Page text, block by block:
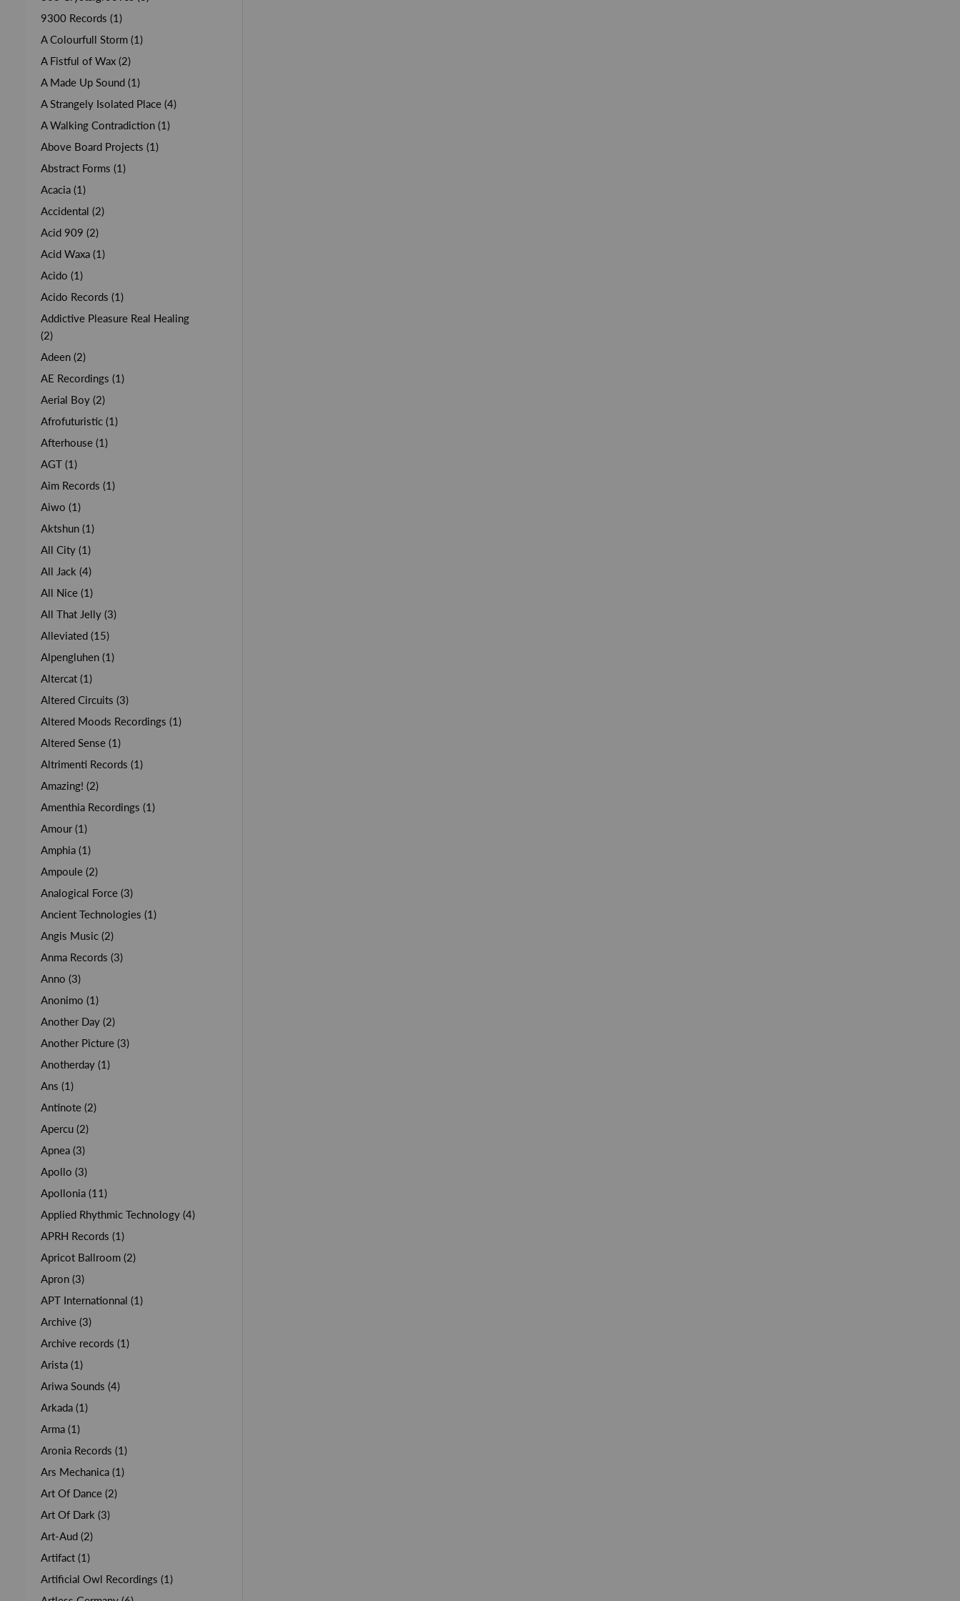
9300 Records (1)
A Colourfull Storm (1)
A Fistful of Wax (2)
A Made Up Sound (1)
A Strangely Isolated Place (4)
A Walking Contradiction (1)
Above Board Projects (1)
Abstract Forms (1)
Acacia (1)
Accidental (2)
Acid 909 (2)
Acid Waxa (1)
Acido (1)
Acido Records (1)
Addictive Pleasure Real Healing
(2)
Adeen (2)
AE Recordings (1)
Aerial Boy (2)
Afrofuturistic (1)
Afterhouse (1)
AGT (1)
Aim Records (1)
Aiwo (1)
Aktshun (1)
All City (1)
All Jack (4)
All Nice (1)
All That Jelly (3)
Alleviated (15)
Alpengluhen (1)
Altercat (1)
Altered Circuits (3)
Altered Moods Recordings (1)
Altered Sense (1)
Altrimenti Records (1)
Amazing! (2)
Amenthia Recordings (1)
Amour (1)
Amphia (1)
Ampoule (2)
Analogical Force (3)
Ancient Technologies (1)
Angis Music (2)
Anma Records (3)
Anno (3)
Anonimo (1)
Another Day (2)
Another Picture (3)
Anotherday (1)
Ans (1)
Antinote (2)
Apercu (2)
Apnea (3)
Apollo (3)
Apollonia (11)
Applied Rhythmic Technology (4)
APRH Records (1)
Apricot Ballroom (2)
Apron (3)
APT Internationnal (1)
Archive (3)
Archive records (1)
Arista (1)
Ariwa Sounds (4)
Arkada (1)
Arma (1)
Aronia Records (1)
Ars Mechanica (1)
Art Of Dance (2)
Art Of Dark (3)
Art-Aud (2)
Artifact (1)
Artificial Owl Recordings (1)